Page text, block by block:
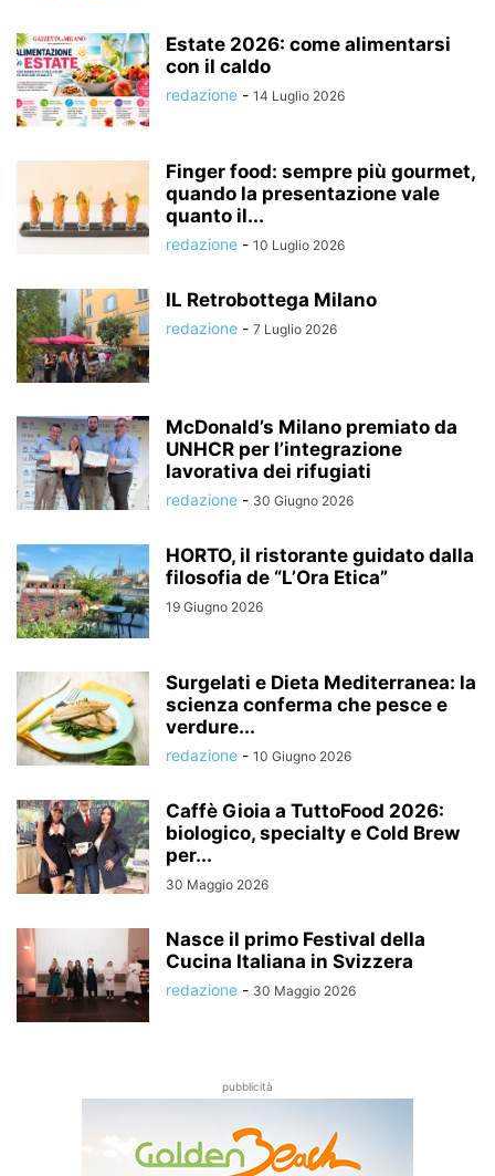
Estate 2026: come alimentarsi
con il caldo
redazione - 14 Luglio 2026
Finger food: sempre più gourmet,
quando la presentazione vale
quanto il...
redazione - 10 Luglio 2026
IL Retrobottega Milano
redazione - 7 Luglio 2026
McDonald’s Milano premiato da
UNHCR per l’integrazione
lavorativa dei rifugiati
redazione - 30 Giugno 2026
HORTO, il ristorante guidato dalla
filosofia de “L’Ora Etica”
19 Giugno 2026
Surgelati e Dieta Mediterranea: la
scienza conferma che pesce e
verdure...
redazione - 10 Giugno 2026
Caffè Gioia a TuttoFood 2026:
biologico, specialty e Cold Brew
per...
30 Maggio 2026
Nasce il primo Festival della
Cucina Italiana in Svizzera
redazione - 30 Maggio 2026
pubblicità